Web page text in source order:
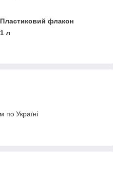
Пластиковий флакон
1 л
по Україні